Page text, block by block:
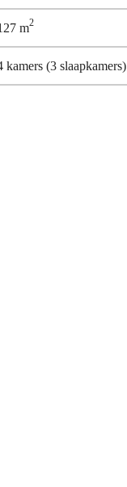
m2
kamers (3 slaapkamers)